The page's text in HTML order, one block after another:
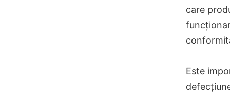
care
Este